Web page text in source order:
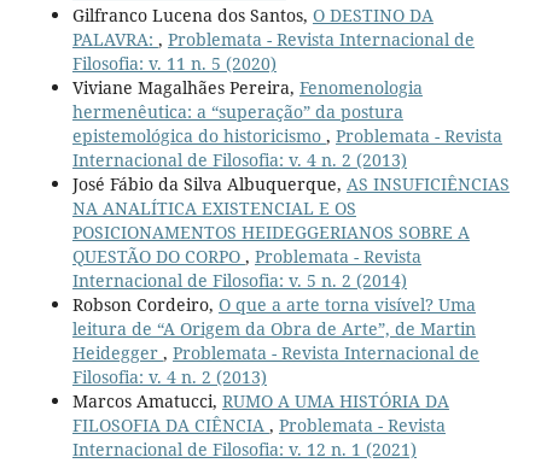
Gilfranco Lucena dos Santos, O DESTINO DA
PALAVRA: , Problemata - Revista Internacional de
Filosofia: v. 11 n. 5 (2020)
Viviane Magalhães Pereira, Fenomenologia
hermenêutica: a “superação” da postura
epistemológica do historicismo , Problemata - Revista
Internacional de Filosofia: v. 4 n. 2 (2013)
José Fábio da Silva Albuquerque, AS INSUFICIÊNCIAS
NA ANALÍTICA EXISTENCIAL E OS
POSICIONAMENTOS HEIDEGGERIANOS SOBRE A
QUESTÃO DO CORPO , Problemata - Revista
Internacional de Filosofia: v. 5 n. 2 (2014)
Robson Cordeiro, O que a arte torna visível? Uma
leitura de “A Origem da Obra de Arte”, de Martin
Heidegger , Problemata - Revista Internacional de
Filosofia: v. 4 n. 2 (2013)
Marcos Amatucci, RUMO A UMA HISTÓRIA DA
FILOSOFIA DA CIÊNCIA , Problemata - Revista
Internacional de Filosofia: v. 12 n. 1 (2021)